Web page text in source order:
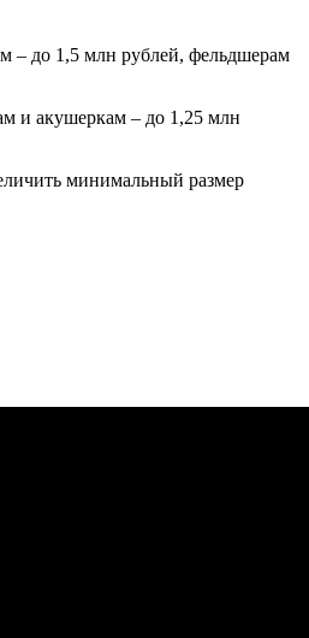
– до 1,5 млн рублей, фельдшерам
и акушеркам – до 1,25 млн
минимальный размер